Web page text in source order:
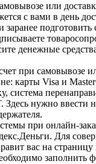
или
с вами в день
заранее подготовить
денежные
при самовывозе
карты Visa и
система
Здесь нужно ввести
при онлайн-
Для
вас на
заполнить